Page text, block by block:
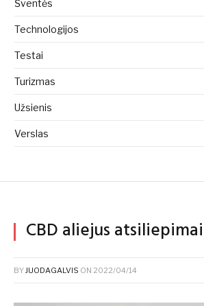
Šventės
Technologijos
Testai
Turizmas
Užsienis
Verslas
CBD aliejus atsiliepimai
BY JUODAGALVIS ON 2022/04/14